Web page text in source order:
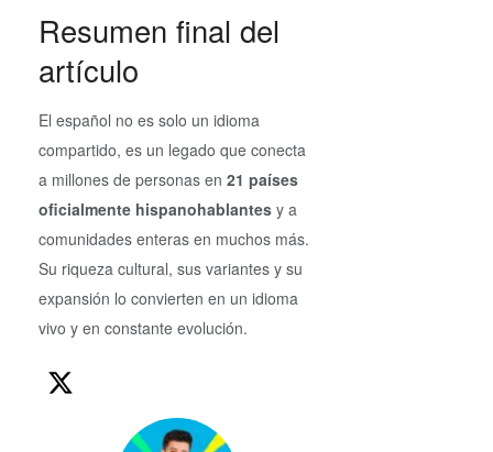
Resumen final del
artículo
El español no es solo un idioma
compartido, es un legado que conecta
a millones de personas en 21 países
oficialmente hispanohablantes y a
comunidades enteras en muchos más.
Su riqueza cultural, sus variantes y su
expansión lo convierten en un idioma
vivo y en constante evolución.